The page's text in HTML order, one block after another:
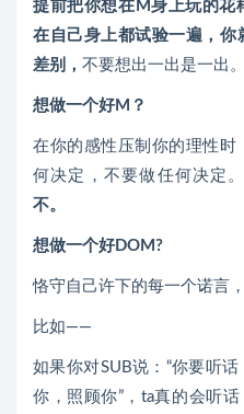
提前把你想在M身上玩的花
在自己身上都试验一遍，你
差别， 不要想出一出是一出。
想做一个好M？
在你的感性压制你的理性时
何决定，不要做任何决定
不。
想做一个好DOM?
恪守自己许下的每一个诺言
比如——
如果你对SUB说：“你要听
你，照顾你”，ta真的会听